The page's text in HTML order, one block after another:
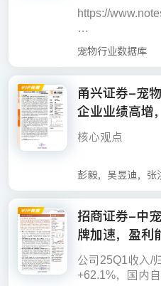
ook/92
https://
出显著上升趋势
4~4.44亿元，
在迅速扩大。成
场用户基数的扩
消费者基础正在
在消费群体方面
主力军。品牌竞
和喵梵思等品牌
成为推动销售的
此外消费者更倾
这反映了市场对
势头和市场活力
存，头部品牌的
宠物行业数据库
甬兴证券-宠
企业业绩高增
0430
核心观点
宠物食品企业业
自主品牌表现亮
物持续深化自主
力品牌麦富迪领
150%，一定程
度；高端品牌弗
体验式消费涌现
重庆两江新区、
近日，重庆首家
驻两江新区。食
投资建议
彭毅，吴昱迪，张
招商证券-中
牌加速，盈
公司25Q1收入/
+62.1%，国内